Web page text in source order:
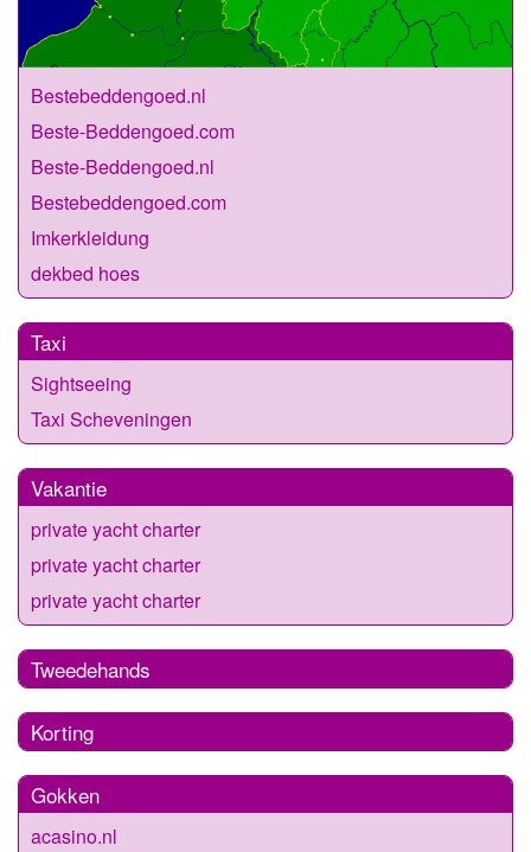
Bestebeddengoed.nl
Beste-Beddengoed.com
Beste-Beddengoed.nl
Bestebeddengoed.com
Imkerkleidung
dekbed hoes
Taxi
Sightseeing
Taxi Scheveningen
Vakantie
private yacht charter
private yacht charter
private yacht charter
Tweedehands
Korting
Gokken
acasino.nl